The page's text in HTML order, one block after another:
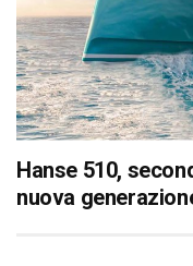
Hanse 510,
nuova